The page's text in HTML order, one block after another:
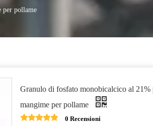
Propionato di calcio
per pollame
Granulo di fosfato monobicalcico al 21%
mangime per pollame
0 Recensioni